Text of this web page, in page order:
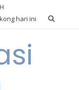
hari ini